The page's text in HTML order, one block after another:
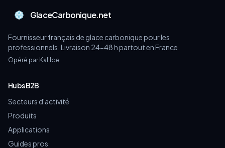
GlaceCarbonique.net
Fournisseur français de glace carbonique pour les
professionnels. Livraison 24-48 h partout en France.
Opéré par Kal'Ice
Hubs B2B
Secteurs d'activité
Produits
Applications
Guides pros